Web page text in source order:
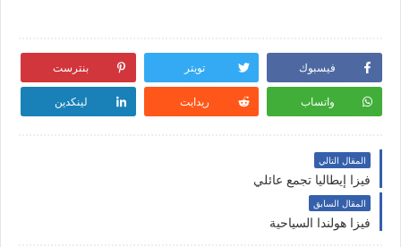
فيسبوك تويتر بنترست
واتساب ريدايت لينكدين
المقال التالي
فيزا إيطاليا تجمع عائلي
المقال السابق
فيزا هولندا السياحية